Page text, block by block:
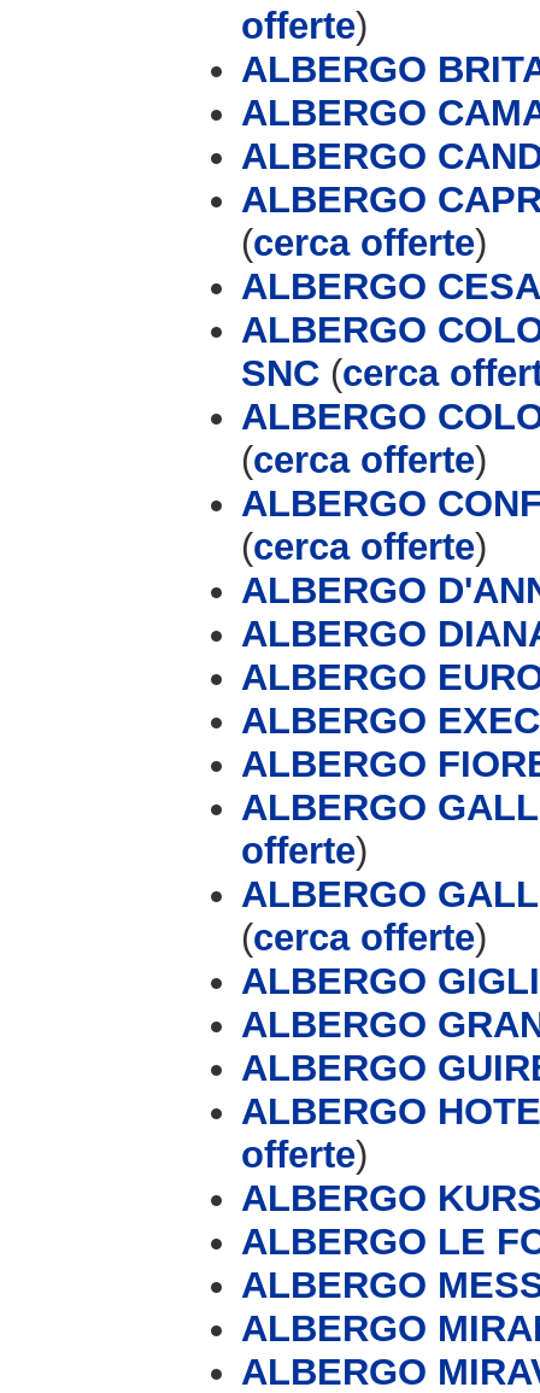
offerte)
ALBERGO
ALBERGO
ALBERGO
ALBERGO
(cerca offerte)
ALBERGO
ALBERGO
SNC (cerca
ALBERGO
(cerca offerte)
ALBERGO
(cerca offerte)
ALBERGO
ALBERGO
ALBERGO
ALBERGO
ALBERGO
ALBERGO
offerte)
ALBERGO
(cerca offerte)
ALBERGO
ALBERGO
ALBERGO
ALBERGO
offerte)
ALBERGO
ALBERGO LE
ALBERGO
ALBERGO
ALBERGO